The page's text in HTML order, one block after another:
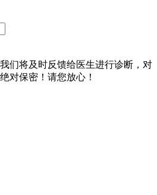
们将及时反馈给医生进行诊断，对
对保密！请您放心！